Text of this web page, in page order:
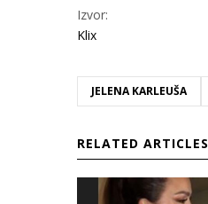
Izvor:
Klix
JELENA KARLEUŠA
RELATED ARTICLES